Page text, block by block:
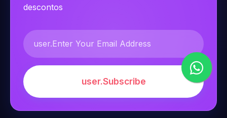
descontos
user.Subscribe